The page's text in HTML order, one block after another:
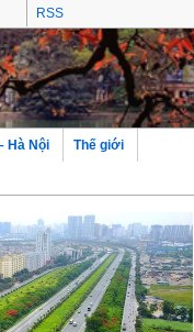
RSS
Hà Nội Thế giới